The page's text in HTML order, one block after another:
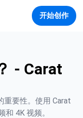
开始创作
- Carat
重要性。使用 Carat
和 4K 视频。